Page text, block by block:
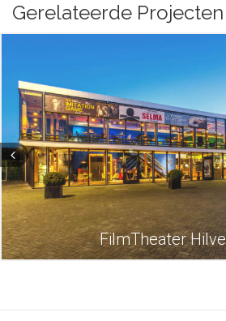
Gerelateerde Projecten
FilmTheater